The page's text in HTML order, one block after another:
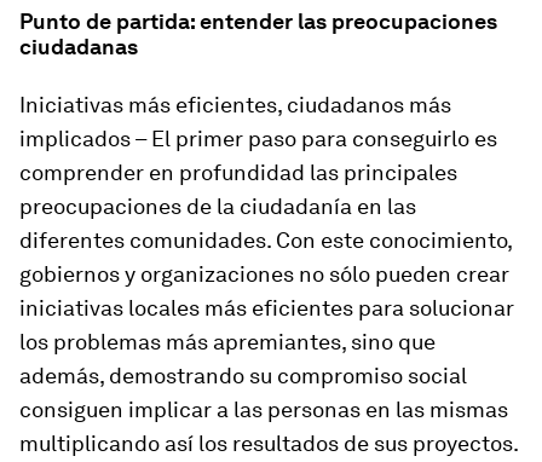
Punto de partida: entender las preocupaciones
ciudadanas
Iniciativas más eficientes, ciudadanos más
implicados– El primer paso para conseguirlo es
comprender en profundidad las principales
preocupaciones de la ciudadanía en las
diferentes comunidades. Con este conocimiento,
gobiernos y organizaciones no sólo pueden crear
iniciativas locales más eficientes para solucionar
los problemas más apremiantes, sino que
además, demostrando su compromiso social
consiguen implicar a las personas en las mismas
multiplicando así los resultados de sus proyectos.